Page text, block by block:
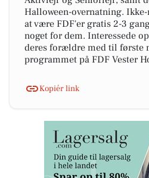
Halloween-overnatning.
at være FDF'er gratis 2-3
noget for dem. Interessede
deres forældre med til første
programmet på FDF Vester
Kopiér link